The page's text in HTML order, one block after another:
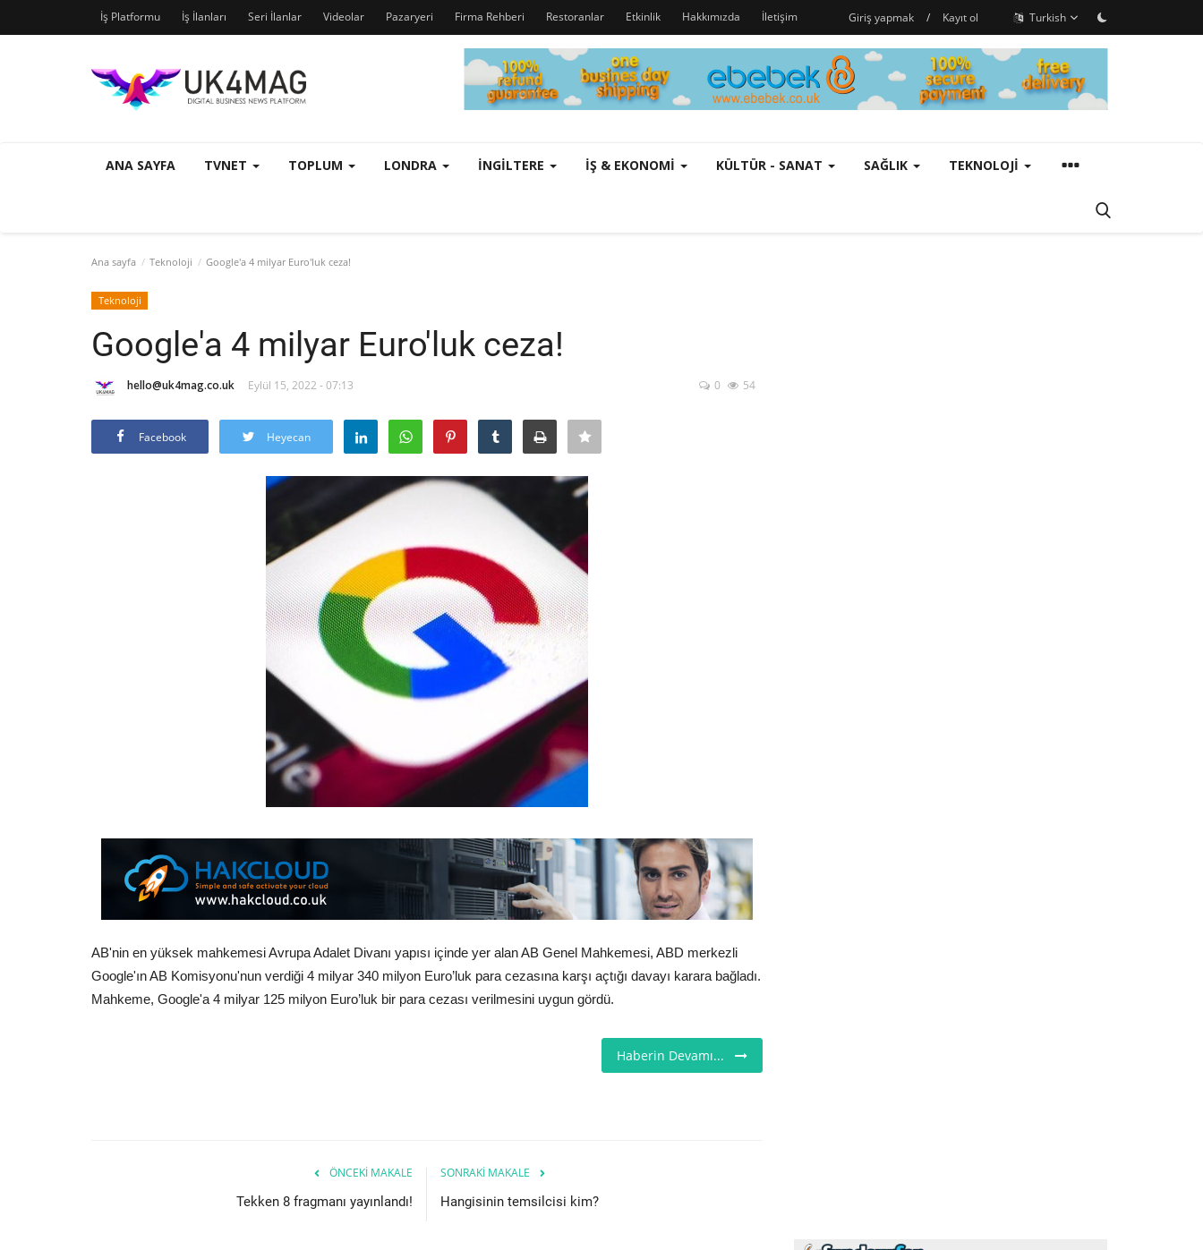
İş Platformu İş İlanları Seri İlanlar Videolar Pazaryeri Firma Rehberi Restoranlar Etkinlik Hakkımızda İletişim Giriş yapmak / Kayıt ol Turkish
ANA SAYFA TVNET TOPLUM LONDRA İNGILTERE İŞ & EKONOMI KÜLTÜR - SANAT SAĞLIK TEKNOLOJI
Ana sayfa Teknoloji Google'a 4 milyar Euro'luk ceza!
Teknoloji
Google'a 4 milyar Euro'luk ceza!
hello@uk4mag.co.uk Eylül 15, 2022 - 07:13 0 54
Facebook Heyecan
AB'nin en yüksek mahkemesi Avrupa Adalet Divanı yapısı içinde yer alan AB Genel Mahkemesi, ABD merkezli
Google'ın AB Komisyonu'nun verdiği 4 milyar 340 milyon Euro’luk para cezasına karşı açtığı davayı karara bağladı.
Mahkeme, Google'a 4 milyar 125 milyon Euro’luk bir para cezası verilmesini uygun gördü.
Haberin Devamı...
ÖNCEKI MAKALE
Tekken 8 fragmanı yayınlandı!
SONRAKI MAKALE
Hangisinin temsilcisi kim?